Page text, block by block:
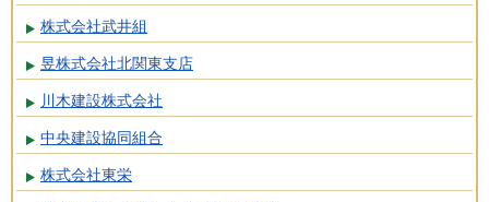
株式会社武井組
昱株式会社北関東支店
川木建設株式会社
中央建設協同組合
株式会社東栄